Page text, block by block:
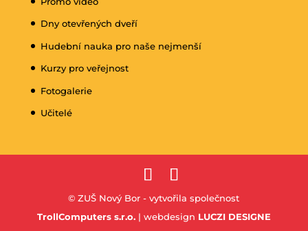
Dny otevřených dveří
Hudební nauka pro naše nejmenší
Kurzy pro veřejnost
Fotogalerie
Učitelé
© ZUŠ Nový Bor - vytvořila společnost
TrollComputers s.r.o.| webdesign LUCZI DESIGNE